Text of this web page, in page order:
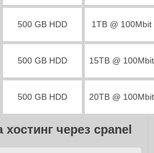
500 GB HDD 1TB @ 100Mbit
500 GB HDD 15TB @ 100Mbit
500 GB HDD 20TB @ 100Mbit
хостинг через cpanel